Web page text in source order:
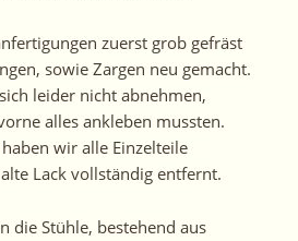
zuerst grob gefräst
sowie Zargen neu gemacht.
leider nicht abnehmen,
alles ankleben mussten.
wir alle Einzelteile
Lack vollständig entfernt.
die Stühle, bestehend aus